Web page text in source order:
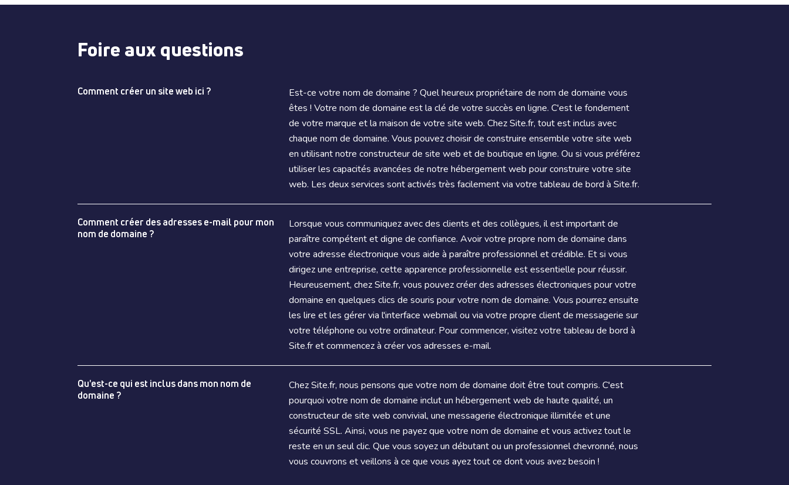
Foire aux questions
Comment créer un site web ici ?
Est-ce votre nom de domaine ? Quel heureux propriétaire de nom de domaine vous
êtes ! Votre nom de domaine est la clé de votre succès en ligne. C'est le fondement
de votre marque et la maison de votre site web. Chez Site.fr, tout est inclus avec
chaque nom de domaine. Vous pouvez choisir de construire ensemble votre site web
en utilisant notre constructeur de site web et de boutique en ligne. Ou si vous préférez
utiliser les capacités avancées de notre hébergement web pour construire votre site
web. Les deux services sont activés très facilement via votre tableau de bord à Site.fr.
Comment créer des adresses e-mail pour mon
nom de domaine ?
Lorsque vous communiquez avec des clients et des collègues, il est important de
paraître compétent et digne de confiance. Avoir votre propre nom de domaine dans
votre adresse électronique vous aide à paraître professionnel et crédible. Et si vous
dirigez une entreprise, cette apparence professionnelle est essentielle pour réussir.
Heureusement, chez Site.fr, vous pouvez créer des adresses électroniques pour votre
domaine en quelques clics de souris pour votre nom de domaine. Vous pourrez ensuite
les lire et les gérer via l'interface webmail ou via votre propre client de messagerie sur
votre téléphone ou votre ordinateur. Pour commencer, visitez votre tableau de bord à
Site.fr et commencez à créer vos adresses e-mail.
Qu'est-ce qui est inclus dans mon nom de
domaine ?
Chez Site.fr, nous pensons que votre nom de domaine doit être tout compris. C'est
pourquoi votre nom de domaine inclut un hébergement web de haute qualité, un
constructeur de site web convivial, une messagerie électronique illimitée et une
sécurité SSL. Ainsi, vous ne payez que votre nom de domaine et vous activez tout le
reste en un seul clic. Que vous soyez un débutant ou un professionnel chevronné, nous
vous couvrons et veillons à ce que vous ayez tout ce dont vous avez besoin !